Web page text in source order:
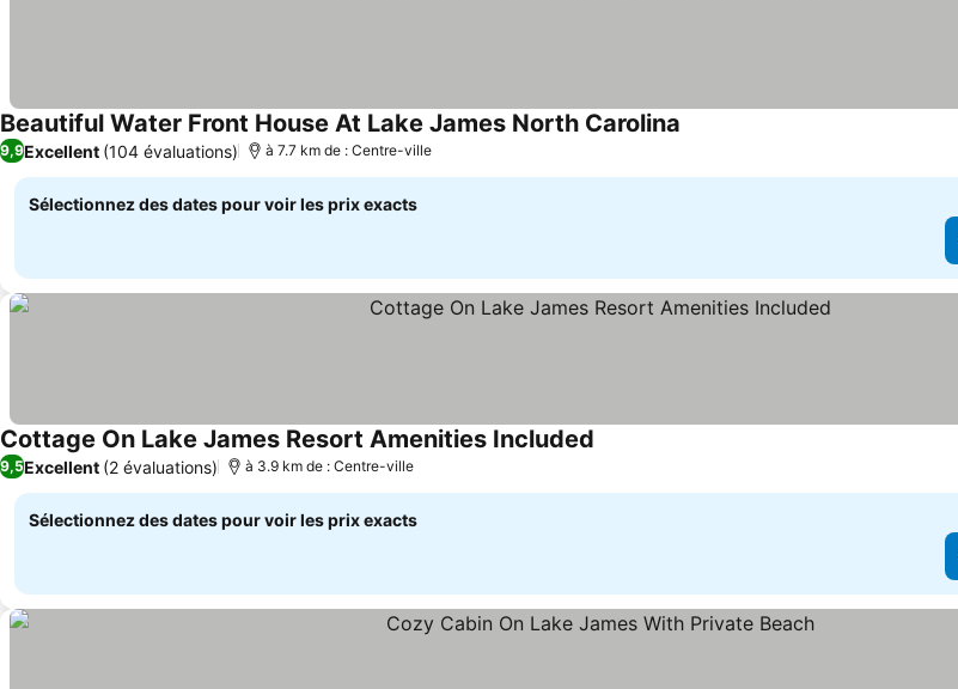
Beautiful Water Front House At Lake James North Carolina
9,9Excellent (104 évaluations) à 7.7 km de : Centre-ville
Sélectionnez des dates pour voir les prix exacts
Cottage On Lake James Resort Amenities Included
9,5Excellent (2 évaluations) à 3.9 km de : Centre-ville
Sélectionnez des dates pour voir les prix exacts